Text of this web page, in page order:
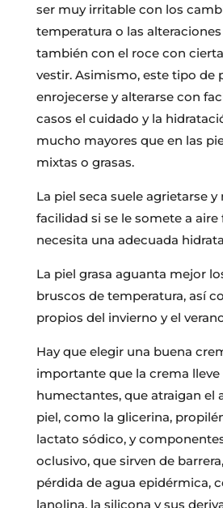
ser muy irritable con los
temperatura o las
también con el roce con
vestir. Asimismo, este tipo de
enrojecerse y alterarse con
casos el cuidado y la
mucho mayores que en las
mixtas o grasas.
La piel seca suele agrietarse y
facilidad si se le somete a aire
necesita una adecuada
La piel grasa aguanta mejor
bruscos de temperatura, así
propios del invierno y el
Hay que elegir una buena
importante que la crema
humectantes, que atraigan el
piel, como la glicerina,
lactato sódico, y
oclusivo, que sirven de
pérdida de agua epidérmica,
lanolina, la silicona y sus